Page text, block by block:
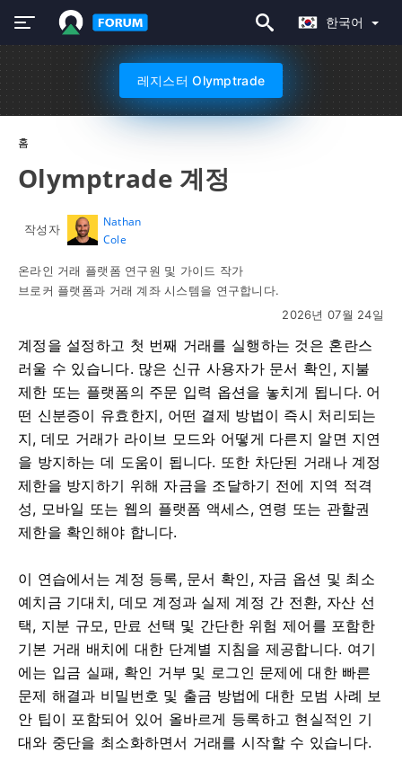
한국어
레지스터 Olymptrade
홈
Olymptrade 계정
작성자
Nathan
Cole
온라인 거래 플랫폼 연구원 및 가이드 작가
브로커 플랫폼과 거래 계좌 시스템을 연구합니다.
2026년 07월 24일
계정을 설정하고 첫 번째 거래를 실행하는 것은 혼란스
러울 수 있습니다. 많은 신규 사용자가 문서 확인, 지불
제한 또는 플랫폼의 주문 입력 옵션을 놓치게 됩니다. 어
떤 신분증이 유효한지, 어떤 결제 방법이 즉시 처리되는
지, 데모 거래가 라이브 모드와 어떻게 다른지 알면 지연
을 방지하는 데 도움이 됩니다. 또한 차단된 거래나 계정
제한을 방지하기 위해 자금을 조달하기 전에 지역 적격
성, 모바일 또는 웹의 플랫폼 액세스, 연령 또는 관할권
제한을 확인해야 합니다.
이 연습에서는 계정 등록, 문서 확인, 자금 옵션 및 최소
예치금 기대치, 데모 계정과 실제 계정 간 전환, 자산 선
택, 지분 규모, 만료 선택 및 간단한 위험 제어를 포함한
기본 거래 배치에 대한 단계별 지침을 제공합니다. 여기
에는 입금 실패, 확인 거부 및 로그인 문제에 대한 빠른
문제 해결과 비밀번호 및 출금 방법에 대한 모범 사례 보
안 팁이 포함되어 있어 올바르게 등록하고 현실적인 기
대와 중단을 최소화하면서 거래를 시작할 수 있습니다.